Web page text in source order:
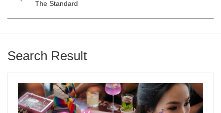
Search Result